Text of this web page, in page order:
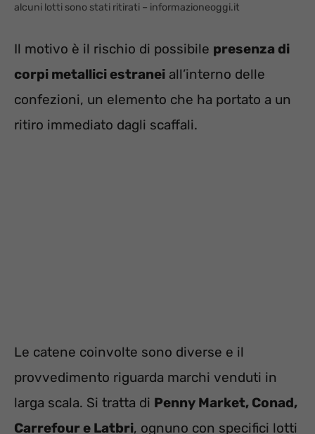
alcuni lotti sono stati ritirati – informazioneoggi.it
Il motivo è il rischio di possibile presenza di
corpi metallici estranei all’interno delle
confezioni, un elemento che ha portato a un
ritiro immediato dagli scaffali.
Le catene coinvolte sono diverse e il
provvedimento riguarda marchi venduti in
larga scala. Si tratta di Penny Market, Conad,
Carrefour e Latbri, ognuno con specifici lotti